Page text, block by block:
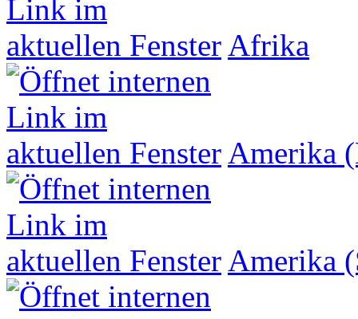
Afrika
Amerika
Amerika